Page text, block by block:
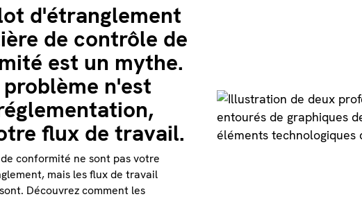
d'étranglement
de contrôle de
est un mythe.
n'est
flux de travail.
conformité ne sont pas votre
mais les flux de travail
Découvrez comment les